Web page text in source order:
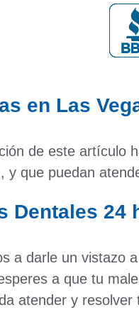
en Las
de este artículo
y que puedan
Dentales 24
a darle un vistazo
a que tu
atender y resolver